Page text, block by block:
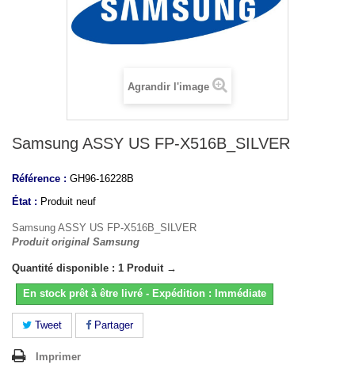
Agrandir l'image
Samsung ASSY US FP-X516B_SILVER
Référence : GH96-16228B
État : Produit neuf
Samsung ASSY US FP-X516B_SILVER
Produit original Samsung
Quantité disponible : 1 Produit →
En stock prêt à être livré - Expédition : Immédiate
Tweet Partager
Imprimer